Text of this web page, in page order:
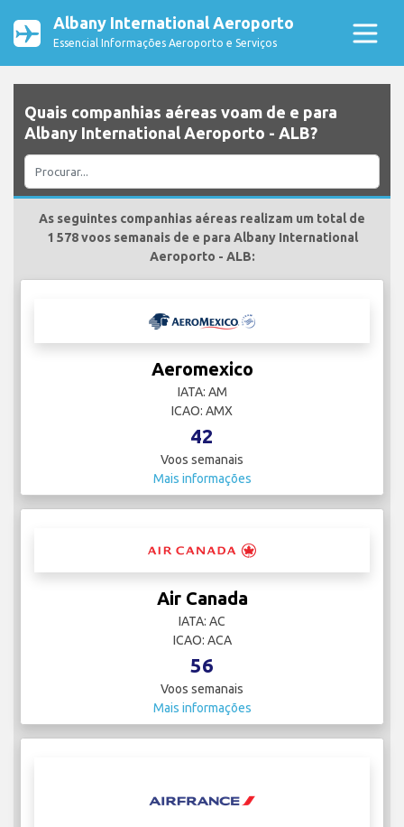
Albany International Aeroporto
Essencial Informações Aeroporto e Serviços
Quais companhias aéreas voam de e para
Albany International Aeroporto - ALB?
As seguintes companhias aéreas realizam um total de
1 578 voos semanais de e para Albany International
Aeroporto - ALB:
Aeromexico
IATA: AM
ICAO: AMX
42
Voos semanais
Mais informações
Air Canada
IATA: AC
ICAO: ACA
56
Voos semanais
Mais informações